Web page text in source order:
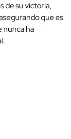
de su victoria,
que es
nunca ha